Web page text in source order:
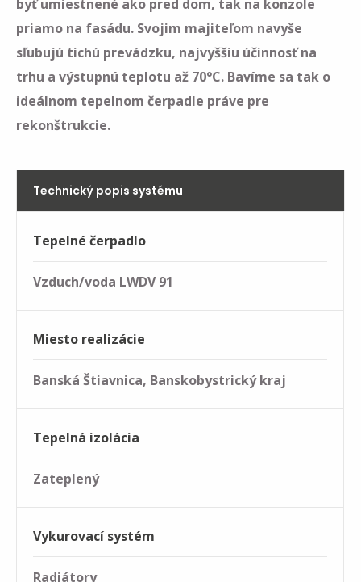
byť umiestnené ako pred dom, tak na konzole
priamo na fasádu. Svojim majiteľom navyše
sľubujú tichú prevádzku, najvyššiu účinnosť na
trhu a výstupnú teplotu až 70°C. Bavíme sa tak o
ideálnom tepelnom čerpadle práve pre
rekonštrukcie.
Technický popis systému
Tepelné čerpadlo
Vzduch/voda LWDV 91
Miesto realizácie
Banská Štiavnica, Banskobystrický kraj
Tepelná izolácia
Zateplený
Vykurovací systém
Radiátory